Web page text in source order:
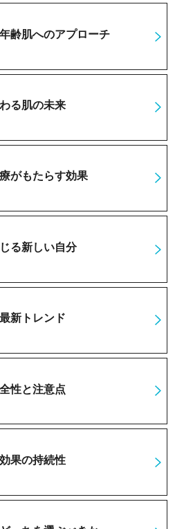
齢肌へのアプローチ
る肌の未来
がもたらす効果
る新しい自分
新トレンド
性と注意点
果の持続性